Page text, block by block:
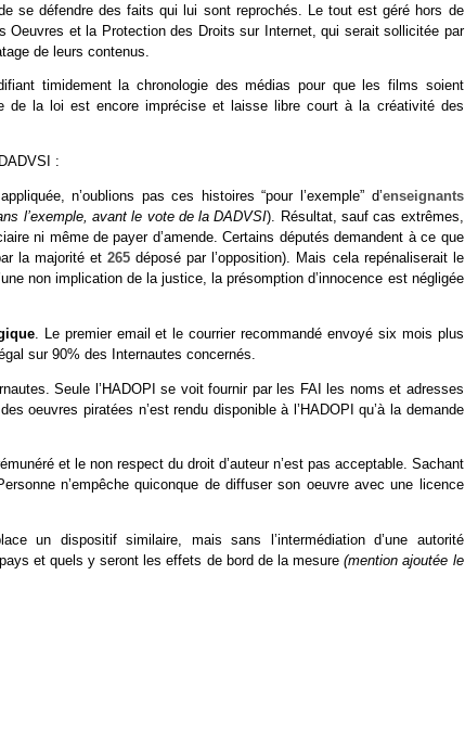
se défendre des faits qui lui sont reprochés. Le tout est géré hors de
Oeuvres et la Protection des Droits sur Internet, qui serait sollicitée par
de leurs contenus.
timidement la chronologie des médias pour que les films soient
la loi est encore imprécise et laisse libre court à la créativité des
:
n’oublions pas ces histoires “pour l’exemple” d’enseignants
l’exemple, avant le vote de la DADVSI). Résultat, sauf cas extrêmes,
ni même de payer d’amende. Certains députés demandent à ce que
la majorité et265 déposé par l’opposition). Mais cela repénaliserait le
non implication de la justice, la présomption d’innocence est négligée
. Le premier email et le courrier recommandé envoyé six mois plus
sur 90% des Internautes concernés.
Seule l’HADOPI se voit fournir par les FAI les noms et adresses
oeuvres piratées n’est rendu disponible à l’HADOPI qu’à la demande
et le non respect du droit d’auteur n’est pas acceptable. Sachant
n’empêche quiconque de diffuser son oeuvre avec une licence
un dispositif similaire, mais sans l’intermédiation d’une autorité
et quels y seront les effets de bord de la mesure(mention ajoutée le